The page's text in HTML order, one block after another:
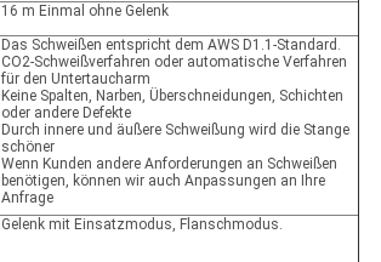
16 m Einmal ohne Gelenk
Das Schweißen entspricht dem AWS D1.1-Standard.
CO2-Schweißverfahren oder automatische Verfahren
für den Untertaucharm
Keine Spalten, Narben, Überschneidungen, Schichten
oder andere Defekte
Durch innere und äußere Schweißung wird die Stange
schöner
Wenn Kunden andere Anforderungen an Schweißen
benötigen, können wir auch Anpassungen an Ihre
Anfrage
Gelenk mit Einsatzmodus, Flanschmodus.